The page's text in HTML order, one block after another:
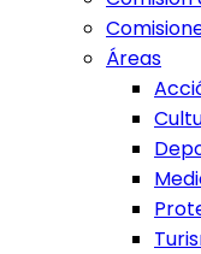
Áreas